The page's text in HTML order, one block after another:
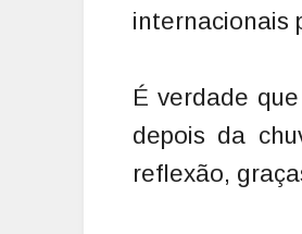
internacionais
É verdade
depois da
reflexão,